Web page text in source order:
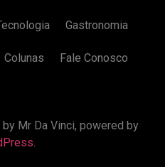
Gastronomia
Colunas Fale Conosco
Mr Da Vinci, powered by
.